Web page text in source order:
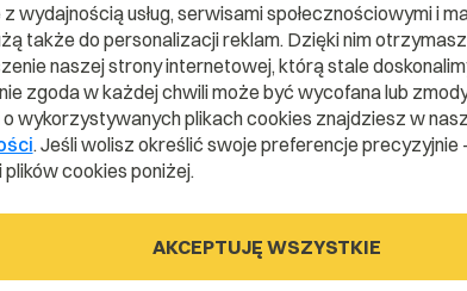
administratora?
do panelu
Serwery
wydajnością usług, serwisami społecznościowymi i
także do personalizacji reklam. Dzięki nim
naszej strony internetowej, którą stale
zgoda w każdej chwili może być wycofana lub
wykorzystywanych plikach cookies znajdziesz w
. Jeśli wolisz określić swoje preferencje precyzyjnie
cookies poniżej.
AKCEPTUJĘ WSZYSTKIE